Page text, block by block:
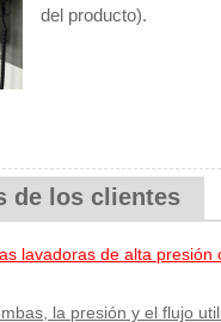
del producto).
de los clientes
lavadoras de alta presión
la presión y el flujo